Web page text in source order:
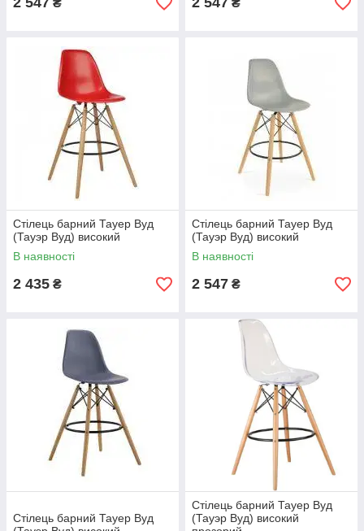
₴ ₴
Стілець барний Тауер Вуд
(Тауэр Вуд) високий
В наявності
2 435 ₴
Стілець барний Тауер Вуд
(Тауэр Вуд) високий
В наявності
2 547 ₴
Стілець барний Тауер Вуд
Стілець барний Тауер Вуд
(Тауэр Вуд) високий